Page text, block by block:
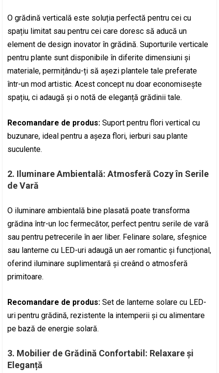
O grădină verticală este soluția perfectă pentru cei cu
spațiu limitat sau pentru cei care doresc să aducă un
element de design inovator în grădină. Suporturile verticale
pentru plante sunt disponibile în diferite dimensiuni și
materiale, permițându-ți să așezi plantele tale preferate
într-un mod artistic. Acest concept nu doar economisește
spațiu, ci adaugă și o notă de eleganță grădinii tale.
Recomandare de produs: Suport pentru flori vertical cu
buzunare, ideal pentru a așeza flori, ierburi sau plante
suculente.
2. Iluminare Ambientală: Atmosferă Cozy în Serile
de Vară
O iluminare ambientală bine plasată poate transforma
grădina într-un loc fermecător, perfect pentru serile de vară
sau pentru petrecerile în aer liber. Felinare solare, sfeșnice
sau lanterne cu LED-uri adaugă un aer romantic și funcțional,
oferind iluminare suplimentară și creând o atmosferă
primitoare.
Recomandare de produs: Set de lanterne solare cu LED-
uri pentru grădină, rezistente la intemperii și cu alimentare
pe bază de energie solară.
3. Mobilier de Grădină Confortabil: Relaxare și
Eleganță